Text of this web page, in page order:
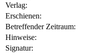
Verlag:
Erschienen:
Betreffender Zeitraum:
Hinweise:
Signatur: